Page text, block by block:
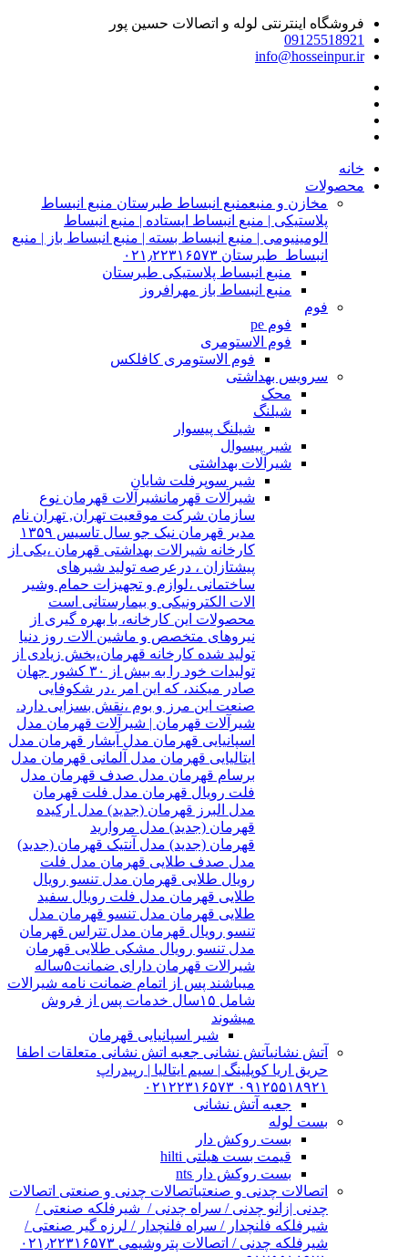
فروشگاه اینترنتی لوله و اتصالات حسین پور
09125518921
info@hosseinpur.ir
خانه
محصولات
مخازن و منبعمنبع انبساط طبرستان منبع انبساط
پلاستیکی | منبع انبساط ایستاده | منبع انبساط
الومینیومی | منبع انبساط بسته | منبع انبساط باز | منبع
انبساط طبرستان ۰۲۱٫۲۲۳۱۶۵۷۳
منبع انبساط پلاستیکی طبرستان
منبع انبساط باز مهرافروز
فوم
فوم pe
فوم الاستومری
فوم الاستومری کافلکس
سرویس بهداشتی
محک
شیلنگ
شیلنگ پیسوار
شیر پیسوال
شیرآلات بهداشتی
شیر سوپرفلت شایان
شیرآلات قهرمانشیرآلات قهرمان نوع
سازمان شرکت موقعیت تهران, تهران نام
مدیر قهرمان نیک جو سال تاسیس ۱۳۵۹
کارخانه شیرالات بهداشتی قهرمان ،یکی از
پیشتازان ، درعرصه تولید شیرهای
ساختمانی ،لوازم و تجهیزات حمام وشیر
الات الکترونیکی و بیمارستانی است
محصولات این کارخانه، با بهره گیری از
نیروهای متخصص و ماشین الات روز دنیا
تولید شده کارخانه قهرمان،بخش زیادی از
تولیدات خود را به بیش از ۳۰ کشور جهان
صادر میکند، که این امر ،در شکوفایی
صنعت این مرز و بوم ،نقش بسزایی دارد.
شیرآلات قهرمان | شیرآلات قهرمان مدل
اسپانیایی قهرمان مدل آبشار قهرمان مدل
ایتالیایی قهرمان مدل آلمانی قهرمان مدل
برسام قهرمان مدل صدف قهرمان مدل
فلت رویال قهرمان مدل فلت قهرمان
مدل البرز قهرمان (جدید) مدل ارکیده
قهرمان (جدید) مدل مروارید
قهرمان (جدید) مدل آنتیک قهرمان (جدید)
مدل صدف طلایی قهرمان مدل فلت
رویال طلایی قهرمان مدل تنسو رویال
طلایی قهرمان مدل فلت رویال سفید
طلایی قهرمان مدل تنسو قهرمان مدل
تنسو رویال قهرمان مدل تتراس قهرمان
مدل تنسو رویال مشکی طلایی قهرمان
شیرالات قهرمان دارای ضمانت۵ساله
میباشند پس از اتمام ضمانت نامه شیرالات
شامل ۱۵سال خدمات پس از فروش
میشوند
شیر اسپانیایی قهرمان
آتش نشانیآتش نشانی جعبه اتش نشانی متعلقات اطفا
حریق اریا کوپلینگ | سیم ایتالیا | رپیدراپ
۰۹۱۲۵۵۱۸۹۲۱ ۰۲۱۲۲۳۱۶۵۷۳
جعبه آتش نشانی
بست لوله
بست روکش دار
قیمت بست هیلتی hilti
بست روکش دار nts
اتصالات چدنی و صنعتیاتصالات چدنی و صنعتی اتصالات
چدنی |زانو چدنی / سراه چدنی / شیرفلکه صنعتی /
شیرفلکه فلنچدار / سراه فلنچدار / لرزه گیر صنعتی /
شیرفلکه چدنی / اتصالات پتروشیمی ۰۲۱٫۲۲۳۱۶۵۷۳